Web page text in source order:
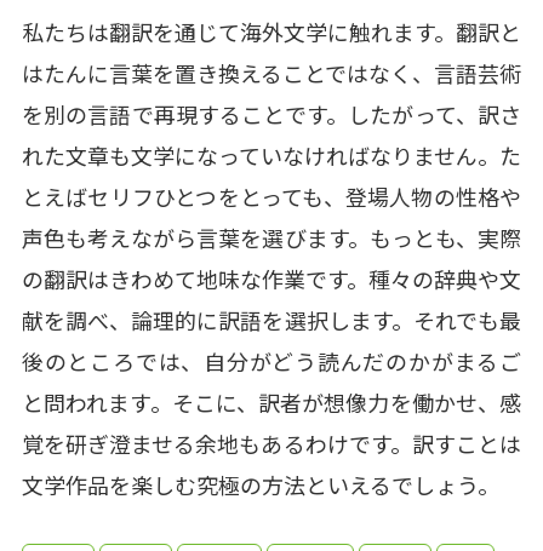
私たちは翻訳を通じて海外文学に触れます。翻訳と
はたんに言葉を置き換えることではなく、言語芸術
を別の言語で再現することです。したがって、訳さ
れた文章も文学になっていなければなりません。た
とえばセリフひとつをとっても、登場人物の性格や
声色も考えながら言葉を選びます。もっとも、実際
の翻訳はきわめて地味な作業です。種々の辞典や文
献を調べ、論理的に訳語を選択します。それでも最
後のところでは、自分がどう読んだのかがまるご
と問われます。そこに、訳者が想像力を働かせ、感
覚を研ぎ澄ませる余地もあるわけです。訳すことは
文学作品を楽しむ究極の方法といえるでしょう。